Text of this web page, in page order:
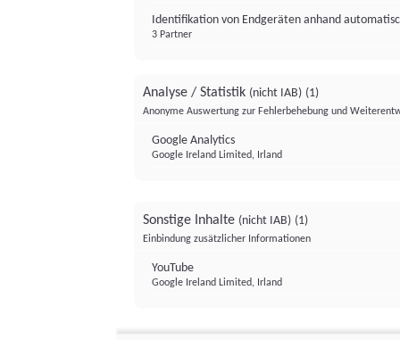
Identifikation von Endgeräten anhand
3 Partner
Analyse / Statistik (nicht IAB) (1)
Anonyme Auswertung zur Fehlerbehebung und
Google Analytics
Google Ireland Limited, Irland
Sonstige Inhalte (nicht IAB) (1)
Einbindung zusätzlicher Informationen
YouTube
Google Ireland Limited, Irland